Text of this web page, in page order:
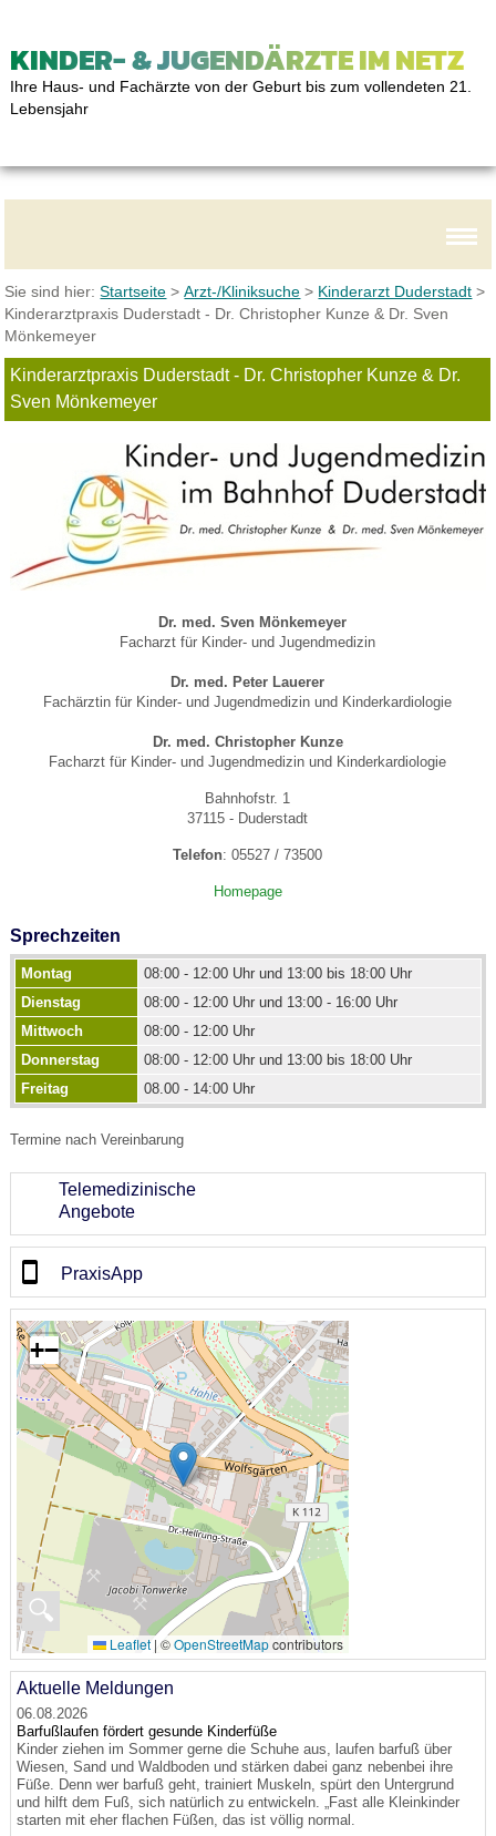
KINDER- & JUGENDÄRZTE IM NETZ
Ihre Haus- und Fachärzte von der Geburt bis zum vollendeten 21.
Lebensjahr
Sie sind hier:Startseite >Arzt-/Kliniksuche > Kinderarzt Duderstadt >
Kinderarztpraxis Duderstadt - Dr. Christopher Kunze & Dr. Sven
Mönkemeyer
Kinderarztpraxis Duderstadt - Dr. Christopher Kunze & Dr.
Sven Mönkemeyer
Dr. med. Sven Mönkemeyer
Facharzt für Kinder- und Jugendmedizin
Dr. med. Peter Lauerer
Fachärztin für Kinder- und Jugendmedizin und Kinderkardiologie
Dr. med. Christopher Kunze
Facharzt für Kinder- und Jugendmedizin und Kinderkardiologie
Bahnhofstr. 1
37115 - Duderstadt
Telefon: 05527 / 73500
Homepage
Sprechzeiten
Montag
08:00 - 12:00 Uhr und 13:00 bis 18:00 Uhr
Dienstag
08:00 - 12:00 Uhr und 13:00 - 16:00 Uhr
Mittwoch
08:00 - 12:00 Uhr
Donnerstag
08:00 - 12:00 Uhr und 13:00 bis 18:00 Uhr
Freitag
08.00 - 14:00 Uhr
Termine nach Vereinbarung
Telemedizinische
Angebote
PraxisApp
🔍
+−
Leaflet | ©OpenStreetMapcontributors
Aktuelle Meldungen
06.08.2026
Barfußlaufen fördert gesunde Kinderfüße
Kinder ziehen im Sommer gerne die Schuhe aus, laufen barfuß über
Wiesen, Sand und Waldboden und stärken dabei ganz nebenbei ihre
Füße. Denn wer barfuß geht, trainiert Muskeln, spürt den Untergrund
und hilft dem Fuß, sich natürlich zu entwickeln. „Fast alle Kleinkinder
starten mit eher flachen Füßen, das ist völlig normal.